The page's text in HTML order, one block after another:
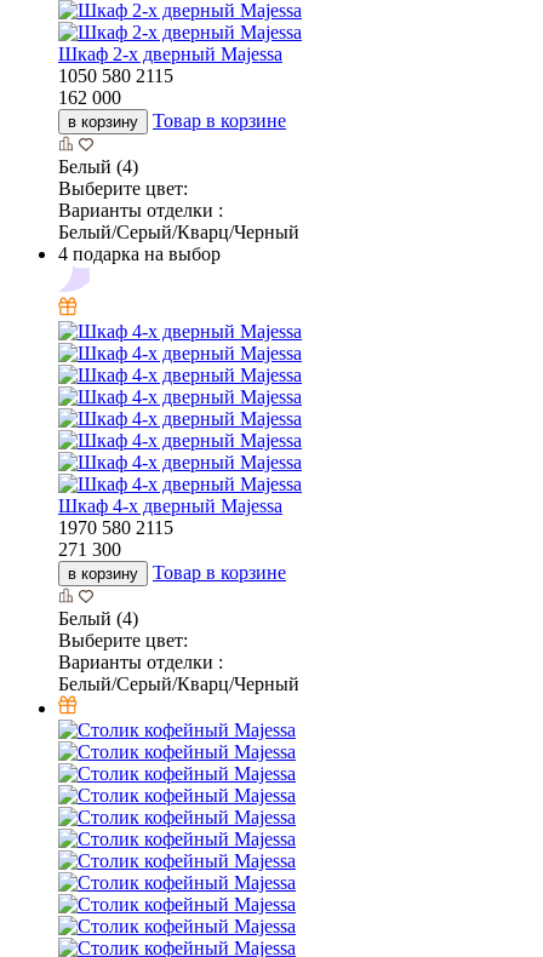
Шкаф 2-х дверный Majessa
1050 580 2115
162 000
в корзину Товар в корзине
Белый (4)
Выберите цвет:
Варианты отделки :
Белый/Серый/Кварц/Черный
4 подарка на выбор
Шкаф 4-х дверный Majessa
1970 580 2115
271 300
в корзину Товар в корзине
Белый (4)
Выберите цвет:
Варианты отделки :
Белый/Серый/Кварц/Черный